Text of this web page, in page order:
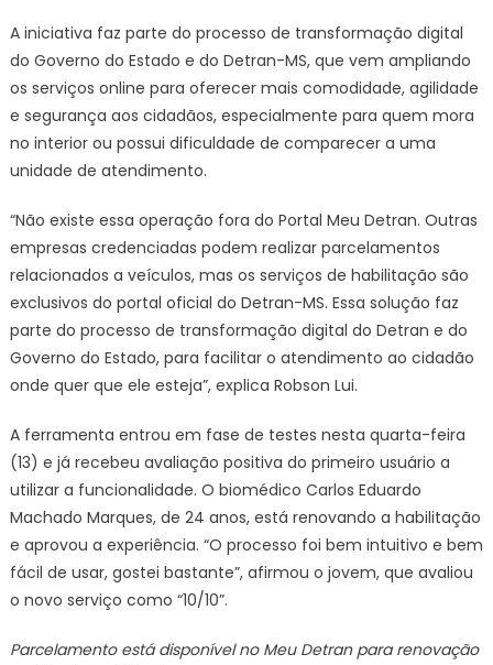
A iniciativa faz parte do processo de transformação digital
do Governo do Estado e do Detran-MS, que vem ampliando
os serviços online para oferecer mais comodidade, agilidade
e segurança aos cidadãos, especialmente para quem mora
no interior ou possui dificuldade de comparecer a uma
unidade de atendimento.
“Não existe essa operação fora do Portal Meu Detran. Outras
empresas credenciadas podem realizar parcelamentos
relacionados a veículos, mas os serviços de habilitação são
exclusivos do portal oficial do Detran-MS. Essa solução faz
parte do processo de transformação digital do Detran e do
Governo do Estado, para facilitar o atendimento ao cidadão
onde quer que ele esteja”, explica Robson Lui.
A ferramenta entrou em fase de testes nesta quarta-feira
(13) e já recebeu avaliação positiva do primeiro usuário a
utilizar a funcionalidade. O biomédico Carlos Eduardo
Machado Marques, de 24 anos, está renovando a habilitação
e aprovou a experiência. “O processo foi bem intuitivo e bem
fácil de usar, gostei bastante”, afirmou o jovem, que avaliou
o novo serviço como “10/10”.
Parcelamento está disponível no Meu Detran para renovação